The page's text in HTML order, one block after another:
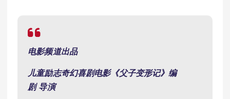
电影频道出品
儿童励志奇幻喜剧电影《父子变形记》编
剧 导演